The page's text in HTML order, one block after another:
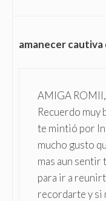
amanecer cautiva
AMIGA
Recuerdo muy
te mintió por
mucho gusto
mas aun
para ir a
recordarte y si